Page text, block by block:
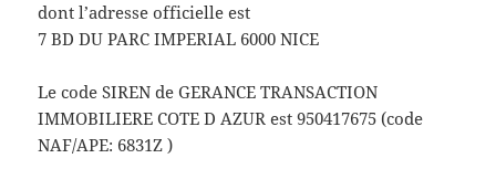
dont l’adresse officielle est
7 BD DU PARC IMPERIAL 6000 NICE
Le code SIREN de GERANCE TRANSACTION
IMMOBILIERE COTE D AZUR est 950417675 (code
NAF/APE: 6831Z )